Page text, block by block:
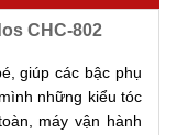
CHC-802
giúp các bậc phụ
những kiểu tóc
máy vận hành